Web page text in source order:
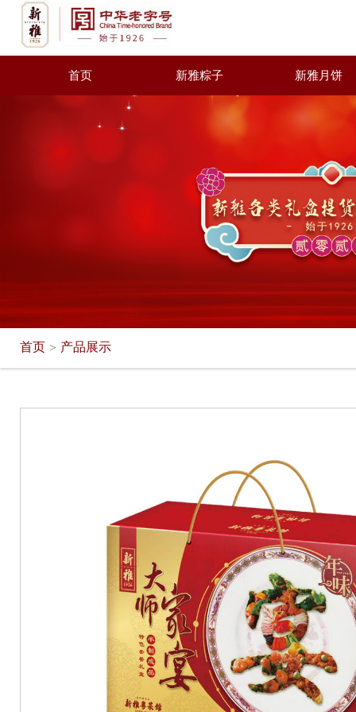
首页 新雅粽子 新雅月饼
首页 > 产品展示